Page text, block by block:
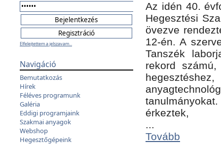
Elfelejtettem a jelszavam...
Navigáció
Bemutatkozás
Hírek
Féléves programunk
Galéria
Eddigi programjaink
Szakmai anyagok
Webshop
Hegesztőgépeink
Az idén 40.
Hegesztési
övezve
12-én. A
Tanszék
rekord
érkeztek,
...
Tovább